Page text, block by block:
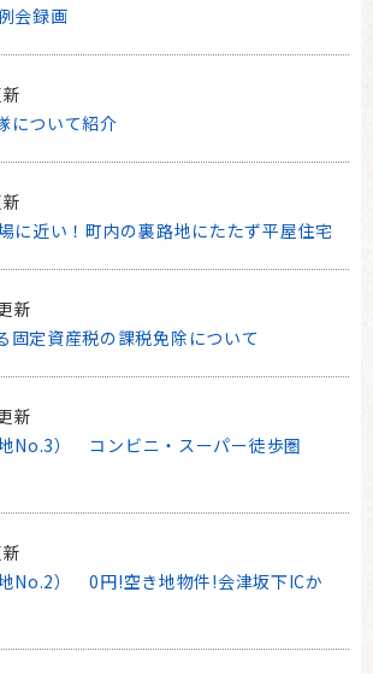
会録画
について紹介
近い！町内の裏路地にたたず平屋住宅
新
固定資産税の課税免除について
新
No.3） コンビニ・スーパー徒歩圏
No.2） 0円!空き地物件!会津坂下ICか